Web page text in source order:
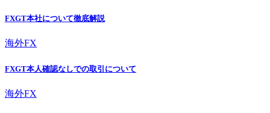
FXGT本社について徹底解説
海外FX
FXGT本人確認なしでの取引について
海外FX